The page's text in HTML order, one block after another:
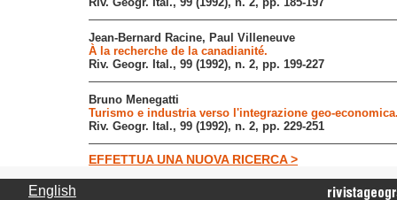
Jean-Bernard Racine, Paul Villeneuve
À la recherche de la canadianité.
Riv. Geogr. Ital., 99 (1992), n. 2, pp. 199-227
Bruno Menegatti
Turismo e industria verso l'integrazione geo-
Riv. Geogr. Ital., 99 (1992), n. 2, pp. 229-251
EFFETTUA UNA NUOVA RICERCA >
English